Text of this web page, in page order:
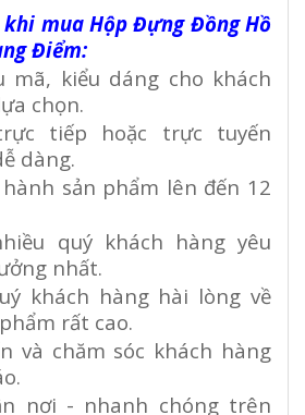
mua Hộp Đựng Đồng Hồ
Điểm:
mã, kiểu dáng cho khách
chọn.
tiếp hoặc trực tuyến
dàng.
sản phẩm lên đến 12
quý khách hàng yêu
nhất.
khách hàng hài lòng về
rất cao.
và chăm sóc khách hàng
nơi - nhanh chóng trên